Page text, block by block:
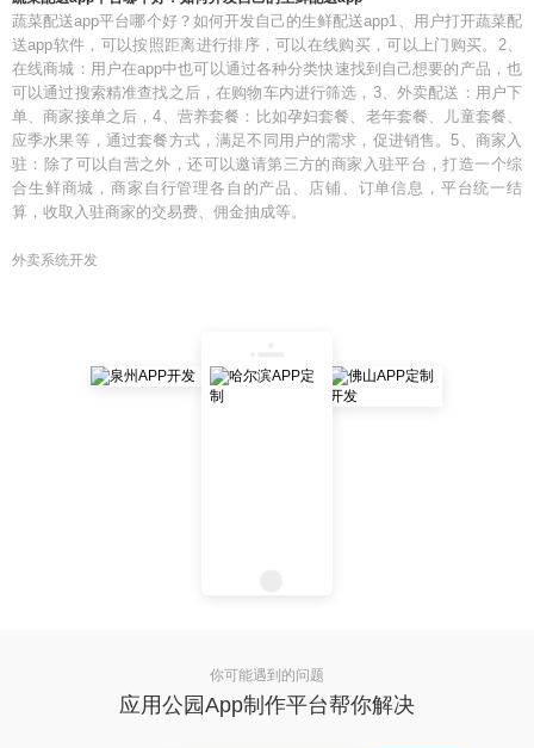
蔬菜配送app平台哪个好？如何开发自己的生鲜配送app1、用户打开蔬菜配
送app软件，可以按照距离进行排序，可以在线购买，可以上门购买。2、
在线商城：用户在app中也可以通过各种分类快速找到自己想要的产品，也
可以通过搜索精准查找之后，在购物车内进行筛选，3、外卖配送：用户下
单、商家接单之后，4、营养套餐：比如孕妇套餐、老年套餐、儿童套餐、
应季水果等，通过套餐方式，满足不同用户的需求，促进销售。5、商家入
驻：除了可以自营之外，还可以邀请第三方的商家入驻平台，打造一个综
合生鲜商城，商家自行管理各自的产品、店铺、订单信息，平台统一结
算，收取入驻商家的交易费、佣金抽成等。
外卖系统开发
你可能遇到的问题
应用公园App制作平台帮你解决